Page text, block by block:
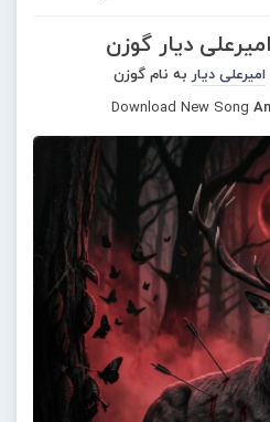
دیار گوزن
امیرعلی دیار به نام گوزن
Download New Song